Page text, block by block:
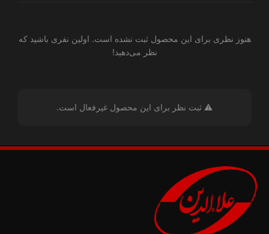
هنوز نظری برای این محصول ثبت نشده است. اولین نفری باشید که
نظر می‌دهید!
⚠️ ثبت نظر برای این محصول غیرفعال است.